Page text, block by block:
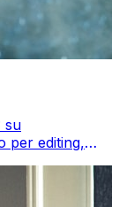
su
per editing,